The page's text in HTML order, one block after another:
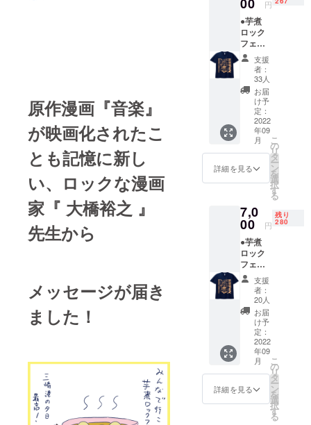
原作漫画『音楽』
が映画化されたこ
とも記憶に新し
い、ロックな漫画
家『 大橋裕之 』
先生から
メッセージが届き
ました！
封後は
お早め
にお飲
みくだ
さい ・
主原料
の原産
地：国
産米 ：
日本 /
ポッ
プ：ア
メリカ
00 円
●芋煮
ロック
フェス
オリジ
ナル『
Tシャツ
』1枚 ※
物品本
体の
【会場
受け渡
し or 郵
送お届
け】 ど
ちらか
さい ※
会場受
け渡し
の方
は、芋
煮1杯
サービ
ス券を
贈呈し
ます！
カラー
／サイ
ズをお
選びく
ださい
カ
ラー：
支援
者：
33人
お届
け予
定：
2022
年09
月
詳細を見る
こ
の
リ
タ
ー
ン
を
選
択
す
る
7,0
00 円
残り
280
●芋煮
ロック
フェス
『 コン
プリー
トグッ
ズ 3点
セット
』 ※3点
セッ
ト：T
シャツ /
手ぬぐ
い / ワン
カップ
支援
者：
20人
お届
け予
定：
2022
年09
月
詳細を見る
こ
の
リ
タ
ー
ン
を
選
択
す
る